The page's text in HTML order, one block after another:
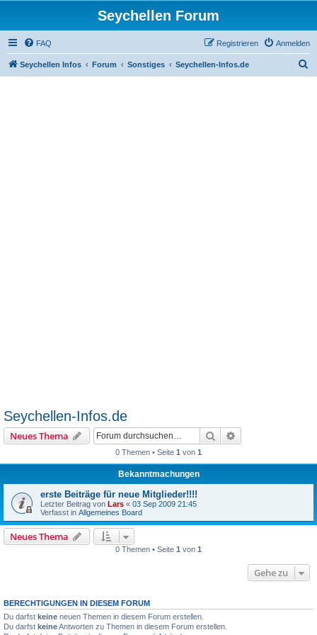
Seychellen Forum
FAQ Anmelden
Registrieren
Seychellen Infos Forum Sonstiges Seychellen-Infos.de
Seychellen-Infos.de
Neues Thema Suche
0 Themen • Seite 1 von 1
Bekanntmachungen
erste Beiträge für neue Mitglieder!!!!
Letzter Beitrag von Lars « 03 Sep 2009 21:45
Verfasst in Allgemeines Board
Neues Thema
0 Themen • Seite 1 von 1
Gehe zu
BERECHTIGUNGEN IN DIESEM FORUM
Du darfst keine neuen Themen in diesem Forum erstellen.
Du darfst keineAntworten zu Themen in diesem Forum erstellen.